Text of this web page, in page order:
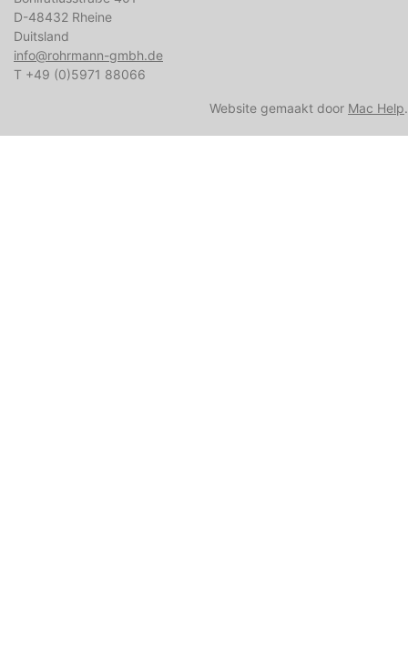
D-48432 Rheine
Duitsland
info@rohrmann-gmbh.de
T +49 (0)5971 88066
Website gemaakt door Mac Help.